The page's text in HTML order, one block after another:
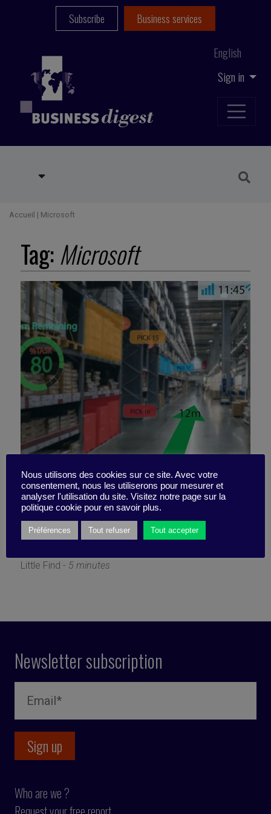
Sign in
English
Subscribe Business services
Accueil | Microsoft
Tag:Microsoft
How to adopt AI ​​in a way
that makes sense
Little Find - 5 minutes
Newsletter subscription
Who are we ?
Nous utilisons des cookies sur ce site. Avec votre
consentement, nous les utiliserons pour mesurer et
analyser l'utilisation du site. Visitez notre page sur la
politique cookie pour en savoir plus.
Préférences Tout refuser Tout accepter